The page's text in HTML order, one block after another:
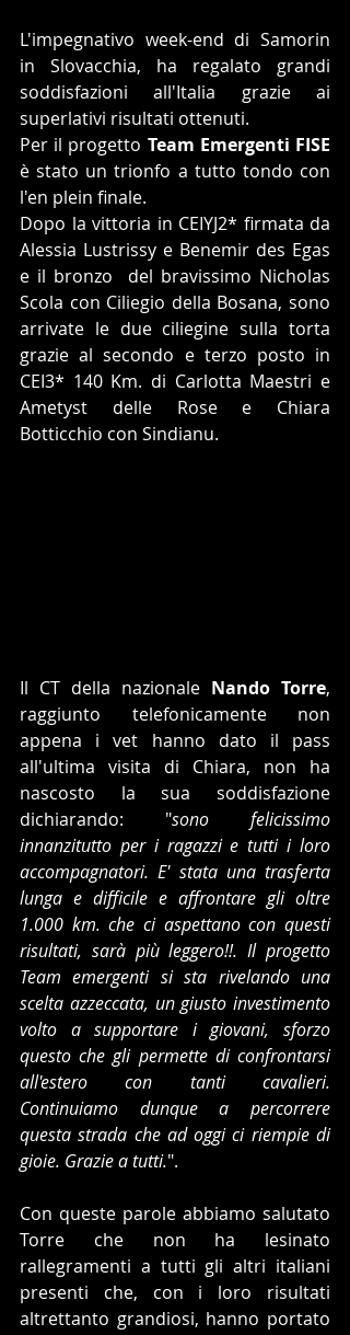
L'impegnativo week-end di Samorin
in Slovacchia, ha regalato grandi
soddisfazioni all'Italia grazie ai
superlativi risultati ottenuti.
Per il progetto Team Emergenti FISE
è stato un trionfo a tutto tondo con
l'en plein finale.
Dopo la vittoria in CEIYJ2* firmata da
Alessia Lustrissy e Benemir des Egas
e il bronzo  del bravissimo Nicholas
Scola con Ciliegio della Bosana, sono
arrivate le due ciliegine sulla torta
grazie al secondo e terzo posto in
CEI3* 140 Km. di Carlotta Maestri e
Ametyst delle Rose e Chiara
Botticchio con Sindianu.
Il CT della nazionale Nando Torre,
raggiunto telefonicamente non
appena i vet hanno dato il pass
all'ultima visita di Chiara, non ha
nascosto la sua soddisfazione
dichiarando: "sono felicissimo
innanzitutto per i ragazzi e tutti i loro
accompagnatori. E' stata una trasferta
lunga e difficile e affrontare gli oltre
1.000 km. che ci aspettano con questi
risultati, sarà più leggero!!. Il progetto
Team emergenti si sta rivelando una
scelta azzeccata, un giusto investimento
volto a supportare i giovani, sforzo
questo che gli permette di confrontarsi
all'estero con tanti cavalieri.
Continuiamo dunque a percorrere
questa strada che ad oggi ci riempie di
gioie. Grazie a tutti.".
Con queste parole abbiamo salutato
Torre che non ha lesinato
rallegramenti a tutti gli altri italiani
presenti che, con i loro risultati
altrettanto grandiosi, hanno portato